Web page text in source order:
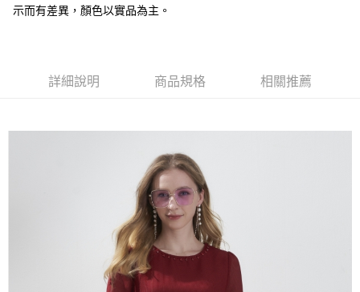
全盈+PAY
【大哥付你分期使用說明】
1.本服務由台灣大哥大提供，台灣大哥大用戶可立即使用無須另外申請。
成交易。
4.訂單成立30分鐘內，如未前往確認交易或遇審核未通過，訂單將自動取
消。如遇「轉專審核」未通過狀況，表示未達大哥付你分期系統評分，恕無
1.分期款項不併入電信帳單，「大哥付你分期」於每月結算日後寄送繳費提
2.透過簡訊連結打開帳單後，可選擇「超商條碼／台灣大直營門市／銀行轉
帳／街口支付／iPASS MONEY」等通路繳費。
AFTEE先享後付
１．簡單：不需註冊會員、不需綁卡、不需儲值。
２．便利：只要手機號碼，簡訊認證，即可結帳。
３．安心：先確認商品／服務後，再付款。
【「AFTEE先享後付」結帳流程】
１．於結帳方式選擇「AFTEE先享後付」後，將跳轉至「AFTEE先享後付」
結帳頁面，進行簡訊認證並確認金額後，即可完成結帳。
２．訂單成立數日內，您將收到繳費通知簡訊。
３．收到繳費通知簡訊後14天內，點擊此簡訊中的連結，可透過四大超商／
每筆NT$120，滿NT$2,000(含以上)免運費
每筆NT$120，滿NT$2,000(含以上)免運費
示而有差異，顏色以實品為主。
詳細說明 商品規格 相關推薦